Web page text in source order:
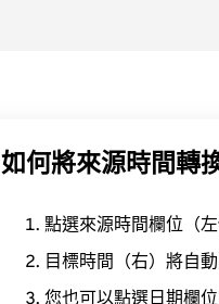
如何將來源時間轉
點選來源時間欄位（
目標時間（右）將自動
您也可以點選日期欄